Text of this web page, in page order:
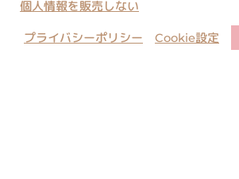
個人情報を販売しない
プライバシーポリシー Cookie設定